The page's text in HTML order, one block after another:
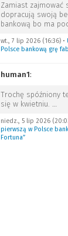
Zamiast zajmować
dopracują swoją
bankową bo ma
wt., 7 lip 2026 (16:36)•
Polsce bankową grę
human1:
Trochę spóźniony
się w kwietniu. …
niedz., 5 lip 2026
pierwszą w Polsce
Fortuna”